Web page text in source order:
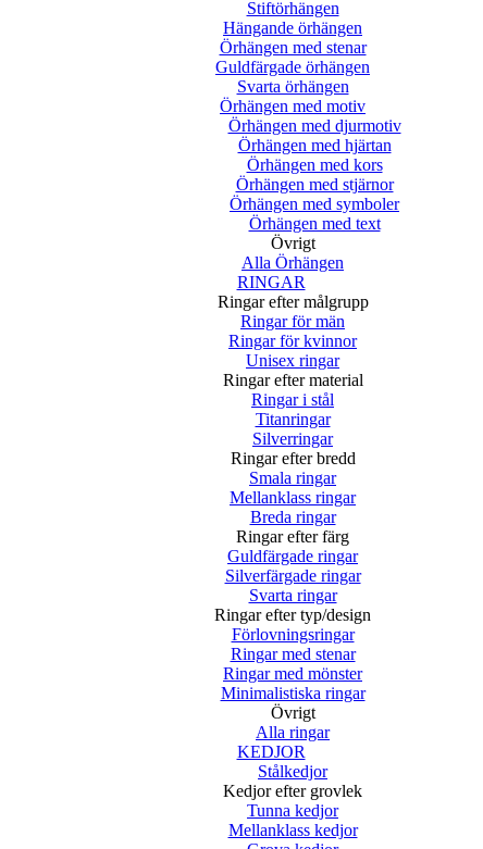
Stiftörhängen
Hängande örhängen
Örhängen med stenar
Guldfärgade örhängen
Svarta örhängen
Örhängen med motiv
Örhängen med djurmotiv
Örhängen med hjärtan
Örhängen med kors
Örhängen med stjärnor
Örhängen med symboler
Örhängen med text
Övrigt
Alla Örhängen
RINGAR
Ringar efter målgrupp
Ringar för män
Ringar för kvinnor
Unisex ringar
Ringar efter material
Ringar i stål
Titanringar
Silverringar
Ringar efter bredd
Smala ringar
Mellanklass ringar
Breda ringar
Ringar efter färg
Guldfärgade ringar
Silverfärgade ringar
Svarta ringar
Ringar efter typ/design
Förlovningsringar
Ringar med stenar
Ringar med mönster
Minimalistiska ringar
Övrigt
Alla ringar
KEDJOR
Stålkedjor
Kedjor efter grovlek
Tunna kedjor
Mellanklass kedjor